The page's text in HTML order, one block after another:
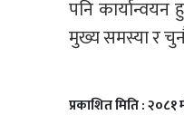
पनि
मुख्य समस्या र
प्रकाशित मिति :